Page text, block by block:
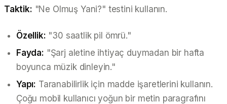
Taktik: "Ne Olmuş Yani?" testini kullanın.
Özellik: "30 saatlik pil ömrü."
Fayda: "Şarj aletine ihtiyaç duymadan bir hafta
boyunca müzik dinleyin."
Yapı: Taranabilirlik için madde işaretlerini kullanın.
Çoğu mobil kullanıcı yoğun bir metin paragrafını